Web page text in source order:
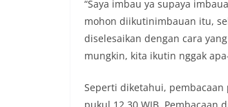
“Saya imbau ya supaya
mohon diikutinimbauan itu,
diselesaikan dengan cara
mungkin, kita ikutin nggak
Seperti diketahui, pembacaan